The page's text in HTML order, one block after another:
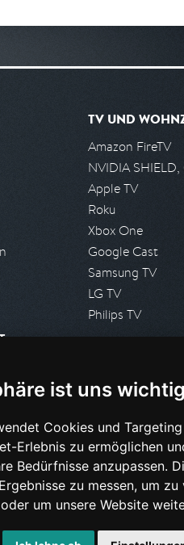
ist uns wichtig
Cookies und
Erlebnis zu ermöglichen
Bedürfnisse anzupassen.
zu messen, um
um unsere Website
TV UND
Amazon FireTV
NVIDIA
Apple TV
Roku
Xbox One
Google Cast
Samsung TV
LG TV
Philips TV
Presseanfrage
HILFE &
Häufig gestellte
Anfrage stellen